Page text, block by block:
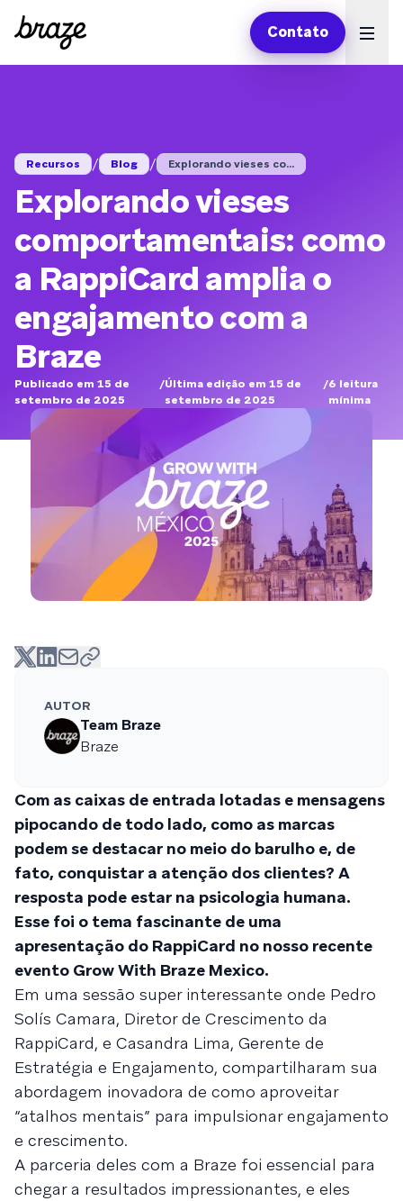
Contato
Recursos / Blog / Explorando vieses co...
Explorando vieses
comportamentais: como
a RappiCard amplia o
engajamento com a
Braze
Publicado em 15 de
setembro de 2025
/Última edição em 15 de
setembro de 2025
/6 leitura
mínima
AUTOR
Team Braze
Braze
Com as caixas de entrada lotadas e mensagens
pipocando de todo lado, como as marcas
podem se destacar no meio do barulho e, de
fato, conquistar a atenção dos clientes? A
resposta pode estar na psicologia humana.
Esse foi o tema fascinante de uma
apresentação do RappiCard no nosso recente
evento Grow With Braze Mexico.
Em uma sessão super interessante onde Pedro
Solís Camara, Diretor de Crescimento da
RappiCard, e Casandra Lima, Gerente de
Estratégia e Engajamento, compartilharam sua
abordagem inovadora de como aproveitar
“atalhos mentais” para impulsionar engajamento
e crescimento.
A parceria deles com a Braze foi essencial para
chegar a resultados impressionantes, e eles